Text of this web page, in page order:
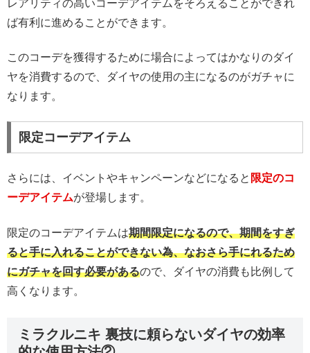
レアリティの高いコーデアイテムをそろえることができれ
ば有利に進めることができます。
このコーデを獲得するために場合によってはかなりのダイ
ヤを消費するので、ダイヤの使用の主になるのがガチャに
なります。
限定コーデアイテム
さらには、イベントやキャンペーンなどになると 限定のコ
ーデアイテムが登場します。
限定のコーデアイテムは期間限定になるので、期間をすぎ
ると手に入れることができない為、なおさら手にれるため
にガチャを回す必要があるので、ダイヤの消費も比例して
高くなります。
ミラクルニキ 裏技に頼らないダイヤの効率